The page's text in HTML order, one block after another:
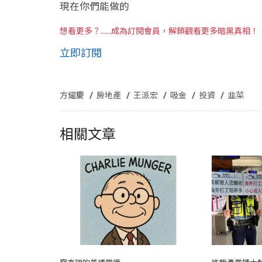
現在你們能做的
想看更多？......成為訂閱會員，解鎖觀看更多暗黑真相！
立即訂閱
方耀慶 房地產 王派宏 吸金 投資 韭菜
相關文章